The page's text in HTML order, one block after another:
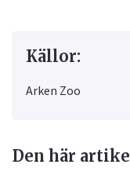
Källor:
Arken Zoo
Den här